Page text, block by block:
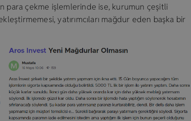
para çekme işlemlerinde ise, kurumun çeşitli
yatırımcıları mağdur eden başka bir